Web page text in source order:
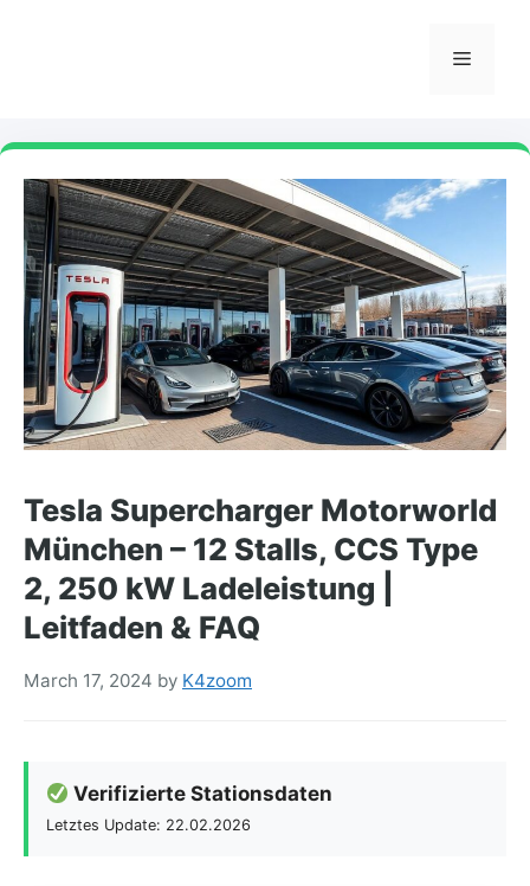
Menu
Tesla Supercharger Motorworld
München – 12 Stalls, CCS Type
2, 250 kW Ladeleistung |
Leitfaden & FAQ
March 17, 2024 by K4zoom
Verifizierte Stationsdaten
Letztes Update: 22.02.2026